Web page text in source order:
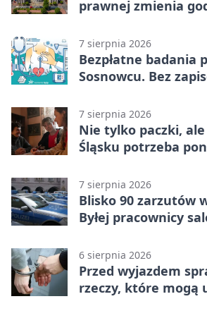
prawnej zmienia
7 sierpnia 2026
Bezpłatne badania
Sosnowcu. Bez
7 sierpnia 2026
Nie tylko paczki,
Śląsku potrzeba
7 sierpnia 2026
Blisko 90 zarzutów
Byłej pracownicy
6 sierpnia 2026
Przed wyjazdem
rzeczy, które mogą